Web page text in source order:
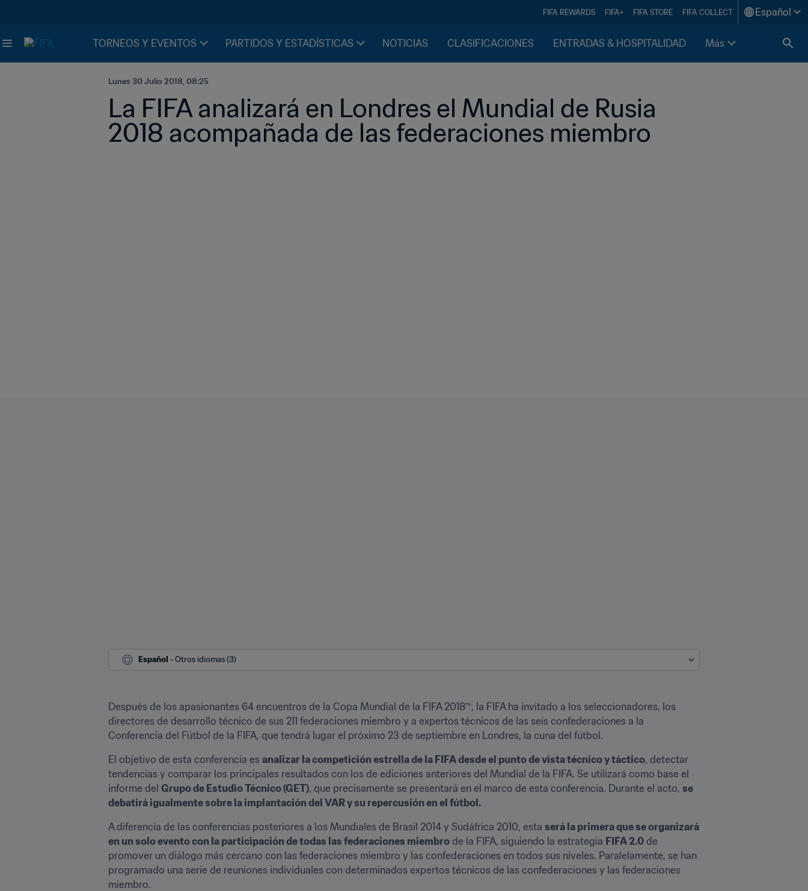
FIFA REWARDS FIFA+ FIFA STORE FIFA COLLECT Español
TORNEOS Y EVENTOS PARTIDOS Y ESTADÍSTICAS NOTICIAS CLASIFICACIONES ENTRADAS & HOSPITALIDAD Más
Lunes 30 Julio 2018, 08:25
La FIFA analizará en Londres el Mundial de Rusia
2018 acompañada de las federaciones miembro
Español - Otros idiomas (3)
Después de los apasionantes 64 encuentros de la Copa Mundial de la FIFA 2018™, la FIFA ha invitado a los seleccionadores, los
directores de desarrollo técnico de sus 211 federaciones miembro y a expertos técnicos de las seis confederaciones a la
Conferencia del Fútbol de la FIFA, que tendrá lugar el próximo 23 de septiembre en Londres, la cuna del fútbol.
El objetivo de esta conferencia es analizar la competición estrella de la FIFA desde el punto de vista técnico y táctico, detectar
tendencias y comparar los principales resultados con los de ediciones anteriores del Mundial de la FIFA. Se utilizará como base el
informe del Grupo de Estudio Técnico (GET), que precisamente se presentará en el marco de esta conferencia. Durante el acto, se
debatirá igualmente sobre la implantación del VAR y su repercusión en el fútbol.
A diferencia de las conferencias posteriores a los Mundiales de Brasil 2014 y Sudáfrica 2010, esta será la primera que se organizará
en un solo evento con la participación de todas las federaciones miembro de la FIFA, siguiendo la estrategia FIFA 2.0 de
promover un diálogo más cercano con las federaciones miembro y las confederaciones en todos sus niveles. Paralelamente, se han
programado una serie de reuniones individuales con determinados expertos técnicos de las confederaciones y las federaciones
miembro.